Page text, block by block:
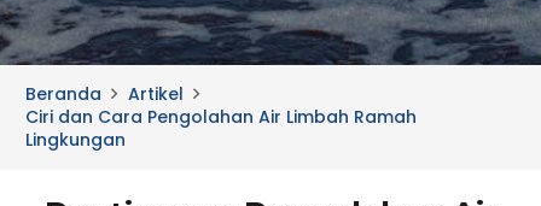
Beranda
Artikel
Ciri dan Cara Pengolahan Air Limbah Ramah
Lingkungan